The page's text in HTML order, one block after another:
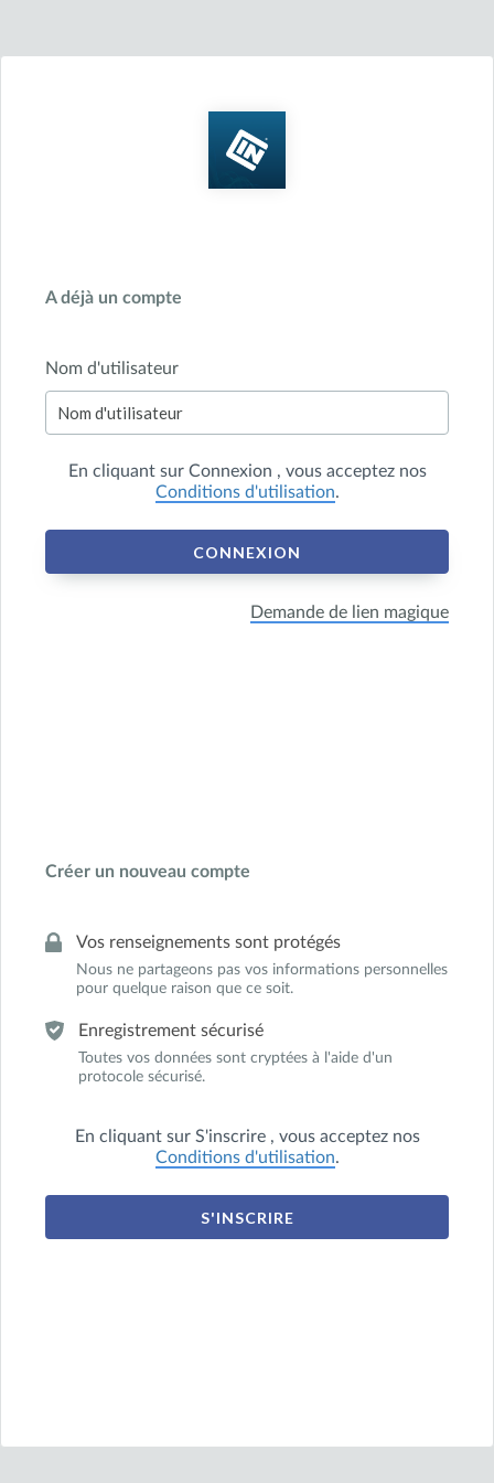
A déjà un compte
Nom d'utilisateur
En cliquant sur Connexion , vous acceptez nos
Conditions d'utilisation.
CONNEXION
Demande de lien magique
Créer un nouveau compte
Vos renseignements sont protégés
Nous ne partageons pas vos informations personnelles
pour quelque raison que ce soit.
Enregistrement sécurisé
Toutes vos données sont cryptées à l'aide d'un
protocole sécurisé.
En cliquant sur S'inscrire, vous acceptez nos
Conditions d'utilisation.
S'INSCRIRE